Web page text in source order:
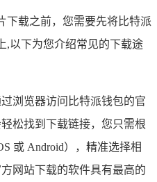
下载之前，您需要先将比特派
,以下为您介绍常见的下载途
浏览器访问比特派钱包的官
松找到下载链接，您只需根
或 Android），精准选择相
网站下载的软件具有最高的